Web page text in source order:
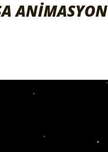
ANİMASYON